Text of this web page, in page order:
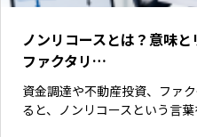
ノンリコースとは？意味
ファクタリ…
資金調達や不動産投資、ファ
ると、ノンリコースという言